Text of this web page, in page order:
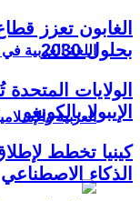
اللغة العربية
العربية
بحلول 2030
الولايات
الإيبولا بالكونغو
كينيا تخطط
الذكاء الاصطناعي